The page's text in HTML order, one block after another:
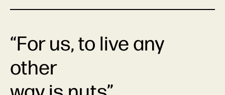
“For us, to live any
other